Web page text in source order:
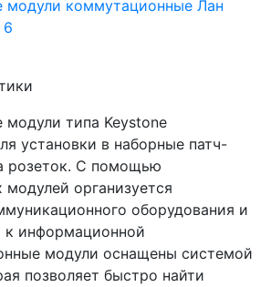
модули коммутационные Лан
6
типа Keystone
установки в наборные патч-
розеток. С помощью
организуется
оборудования и
к информационной
модули оснащены системой
позволяет быстро найти